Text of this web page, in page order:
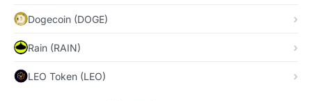
Dogecoin (DOGE)
Rain (RAIN)
LEO Token (LEO)